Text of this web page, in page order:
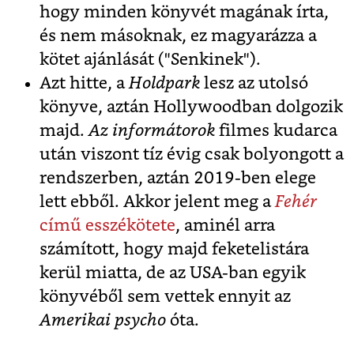
hogy minden könyvét magának írta,
és nem másoknak, ez magyarázza a
kötet ajánlását ("Senkinek").
Azt hitte, aHoldpark lesz az utolsó
könyve, aztán Hollywoodban dolgozik
majd. Az informátorok filmes kudarca
után viszont tíz évig csak bolyongott a
rendszerben, aztán 2019-ben elege
lett ebből. Akkor jelent meg aFehér
című esszékötete, aminél arra
számított, hogy majd feketelistára
kerül miatta, de az USA-ban egyik
könyvéből sem vettek ennyit az
Amerikai psycho óta.